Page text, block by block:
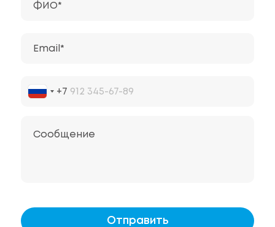
ФИО*
Email*
+7
Сообщение
Отправить